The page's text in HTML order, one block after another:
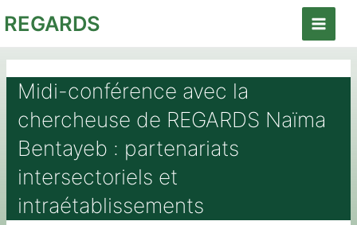
au
contenu
REGARDS
Main
Midi-conférence avec la
chercheuse de REGARDS Naïma
Bentayeb : partenariats
intersectoriels et
intraétablissements